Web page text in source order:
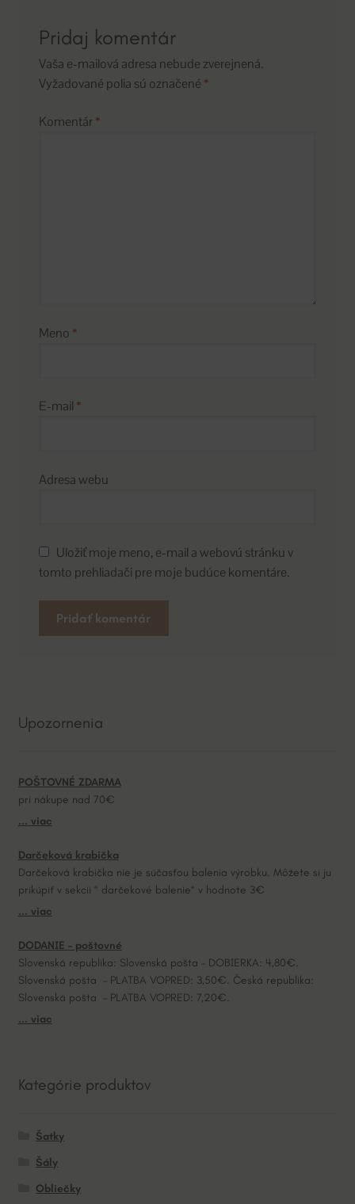
Pridaj komentár
Vaša e-mailová adresa nebude zverejnená.
Vyžadované polia sú označené *
Komentár*
Meno *
E-mail *
Adresa webu
Uložiť moje meno, e-mail a webovú stránku v
tomto prehliadači pre moje budúce komentáre.
r
t
i
v
:
Upozornenia
POŠTOVNÉ ZDARMA
pri nákupe nad 70€
... viac
Darčeková krabička
Darčeková krabička nie je súčasťou balenia výrobku. Môžete si ju
prikúpiť v sekcii “ darčekové balenie“ v hodnote 3€
... viac
DODANIE – poštovné
Slovenská republika: Slovenská pošta – DOBIERKA: 4,80€.
Slovenská pošta – PLATBA VOPRED: 3,50€. Česká republika:
Slovenská pošta – PLATBA VOPRED: 7,20€.
... viac
Kategórie produktov
Šatky
Šály
Obliečky